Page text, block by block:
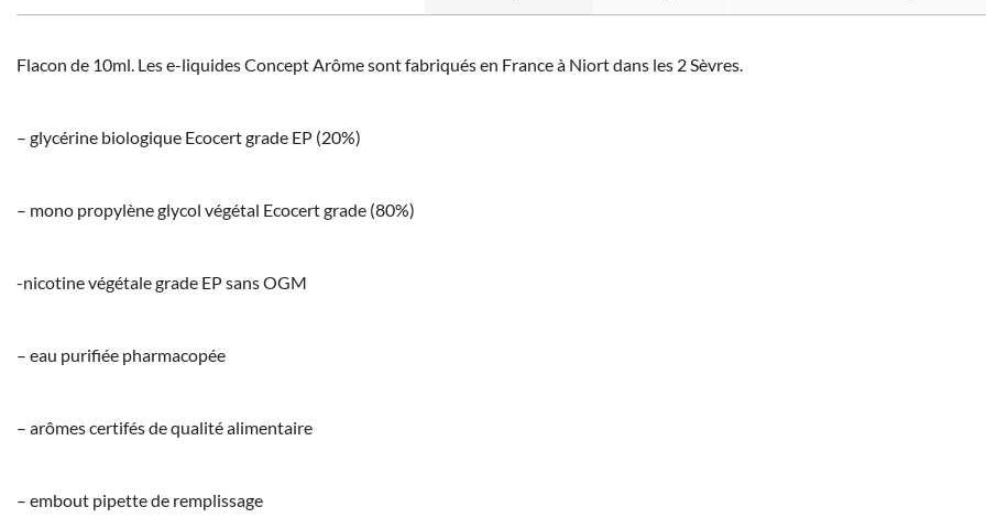
Flacon de 10ml. Les e-liquides Concept Arôme sont fabriqués en France à Niort dans les 2 Sèvres.
– glycérine biologique Ecocert grade EP (20%)
– mono propylène glycol végétal Ecocert grade (80%)
-nicotine végétale grade EP sans OGM
– eau purifiée pharmacopée
– arômes certifés de qualité alimentaire
– embout pipette de remplissage